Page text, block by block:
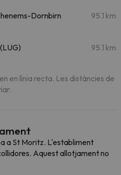
Dornbirn
95.1 km
95.1 km
en línia recta. Les distàncies de
a St Moritz. L'establiment
Aquest allotjament no